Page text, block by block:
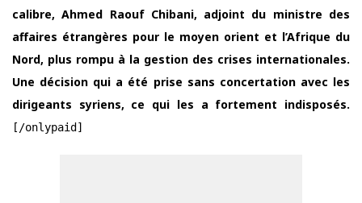
calibre, Ahmed Raouf Chibani, adjoint du ministre des
affaires étrangères pour le moyen orient et l’Afrique du
Nord, plus rompu à la gestion des crises internationales.
Une décision qui a été prise sans concertation avec les
dirigeants syriens, ce qui les a fortement indisposés.
[/onlypaid]